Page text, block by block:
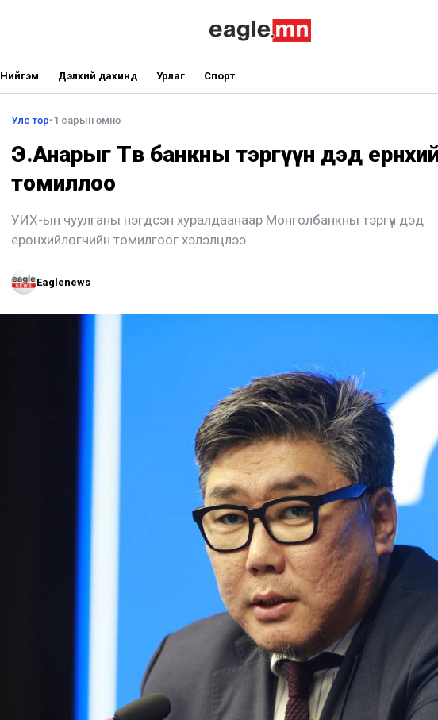
Нийгэм Дэлхий дахинд Урлаг Спорт
Улс төр•1 сарын өмнө
Э.Анарыг Төв банкны тэргүүн дэд
томиллоо
УИХ-ын чуулганы нэгдсэн хуралдаанаар Монголбанкны тэргүүн дэд
ерөнхийлөгчийн томилгоог хэлэлцлээ
Eaglenews